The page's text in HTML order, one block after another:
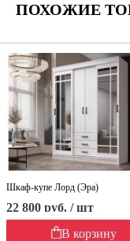
ПОХОЖИЕ
Шкаф-купе Лорд (Эра)
22 800 руб. / шт
В корзину